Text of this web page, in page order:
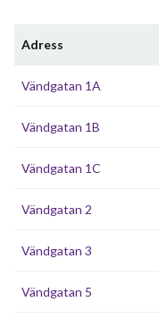
Adress
Vändgatan 1A
Vändgatan 1B
Vändgatan 1C
Vändgatan 2
Vändgatan 3
Vändgatan 5